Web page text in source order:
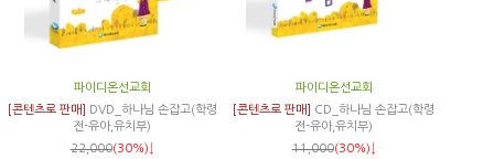
파이디온선교회
[콘텐츠로 판매]
DVD_하나님 손잡고(학령
전-유아,유치부)
22,000(30%)↓
파이디온선교회
[콘텐츠로 판매]
CD_하나님 손잡고(학령
전-유아,유치부)
11,000(30%)↓